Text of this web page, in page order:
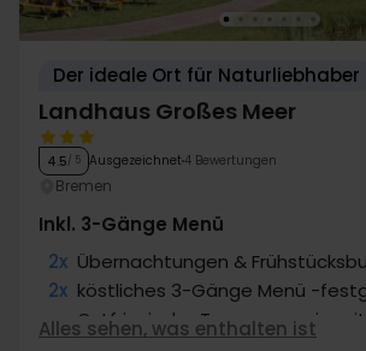
Der ideale Ort für Naturliebhaber
Landhaus Großes Meer
4.5/ 5 Ausgezeichnet 4 Bewertungen
Bremen
Inkl. 3-Gänge Menü
2x Übernachtungen &
2x köstliches 3-Gänge Menü -
∞ Ostfriesische Teezeremonie mit
Alles sehen, was enthalten ist